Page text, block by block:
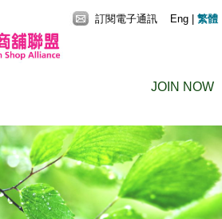
JOIN NOW
訂閱電子通訊 Eng 繁體